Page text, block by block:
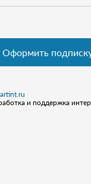
Оформить
и поддержка